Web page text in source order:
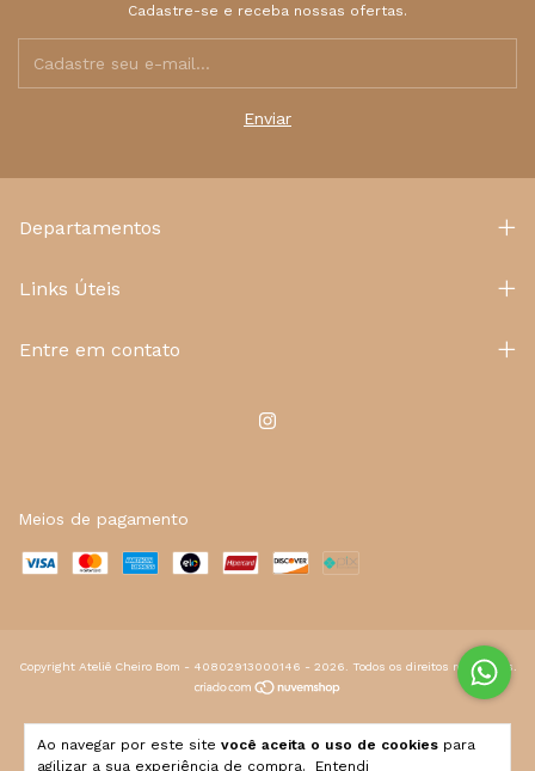
Ao navegar por este site você aceita o uso de cookies para
agilizar a sua experiência de compra.
Entendi
Cadastre-se e receba nossas ofertas.
Departamentos
Links Úteis
Entre em contato
Meios de pagamento
Copyright Ateliê Cheiro Bom - 40802913000146 - 2026. Todos os direitos reservados.